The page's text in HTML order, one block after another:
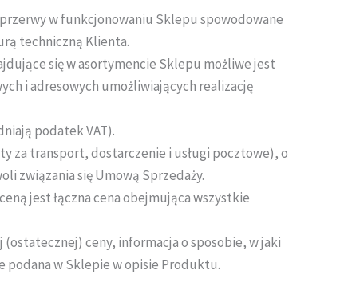
w funkcjonowaniu Sklepu spowodowane
techniczną Klienta.
się w asortymencie Sklepu możliwe jest
i adresowych umożliwiających realizację
podatek VAT).
za transport, dostarczenie i usługi pocztowe), o
związania się Umową Sprzedaży.
jest łączna cena obejmująca wszystkie
ceny, informacja o sposobie, w jaki
podana w Sklepie w opisie Produktu.